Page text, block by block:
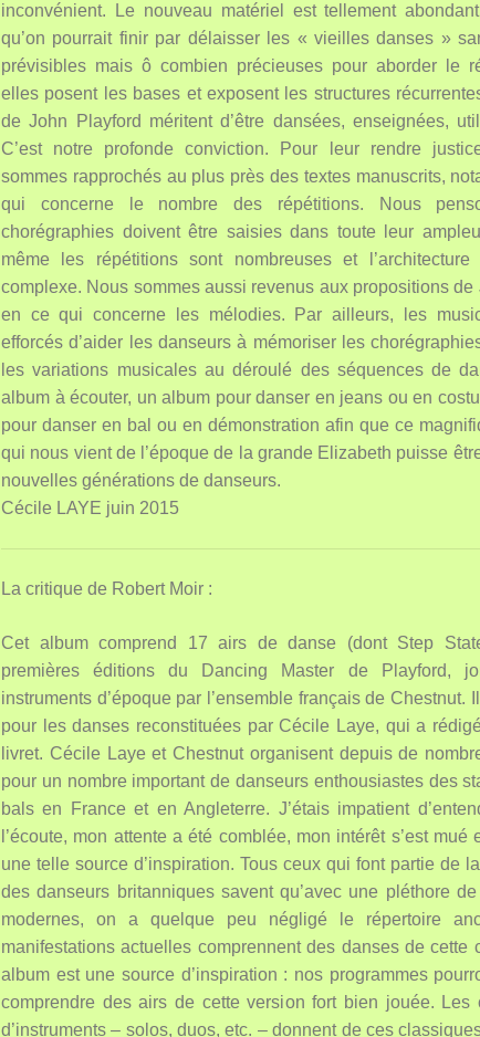
inconvénient. Le nouveau matériel est tellement
qu’on pourrait finir par délaisser les « vieilles danses »
prévisibles mais ô combien précieuses pour aborder le
elles posent les bases et exposent les structures
de John Playford méritent d’être dansées, enseignées,
C’est notre profonde conviction. Pour leur rendre
sommes rapprochés au plus près des textes manuscrits,
qui concerne le nombre des répétitions. Nous
chorégraphies doivent être saisies dans toute leur
même les répétitions sont nombreuses et
complexe. Nous sommes aussi revenus aux propositions de
en ce qui concerne les mélodies. Par ailleurs, les
efforcés d’aider les danseurs à mémoriser les
les variations musicales au déroulé des séquences de
album à écouter, un album pour danser en jeans ou en
pour danser en bal ou en démonstration afin que ce
qui nous vient de l’époque de la grande Elizabeth puisse
nouvelles générations de danseurs.
Cécile LAYE juin 2015
La critique de Robert Moir :
Cet album comprend 17 airs de danse (dont Step
premières éditions du Dancing Master de Playford,
instruments d’époque par l’ensemble français de Chestnut.
pour les danses reconstituées par Cécile Laye, qui a
livret. Cécile Laye et Chestnut organisent depuis de
pour un nombre important de danseurs enthousiastes des
bals en France et en Angleterre. J’étais impatient
l’écoute, mon attente a été comblée, mon intérêt s’est mué
une telle source d’inspiration. Tous ceux qui font partie de
des danseurs britanniques savent qu’avec une pléthore
modernes, on a quelque peu négligé le répertoire
manifestations actuelles comprennent des danses de cette
album est une source d’inspiration : nos programmes
comprendre des airs de cette version fort bien jouée. Les
d’instruments – solos, duos, etc. – donnent de ces